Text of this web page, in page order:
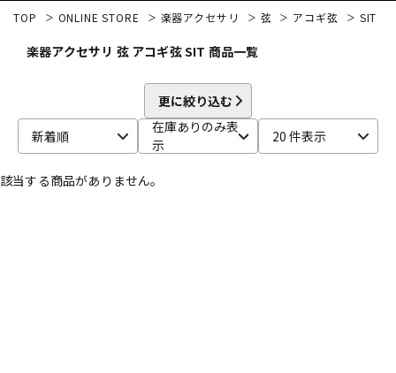
エレキギター アコギ/エレアコ
ベース
TOP ONLINE STORE 楽器アクセサリ 弦 アコギ弦 SIT
楽器アクセサリ 弦 アコギ弦 SIT 商品一覧
更に絞り込む
新着順
在庫ありのみ表
示
20 件表示
該当する商品がありません。